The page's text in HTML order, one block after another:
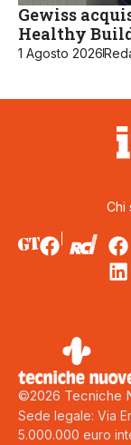
Gewiss
Healthy
1 Agosto 2026
Chi
©2026 Tecniche
Sede legale: Via
5.000.000 euro